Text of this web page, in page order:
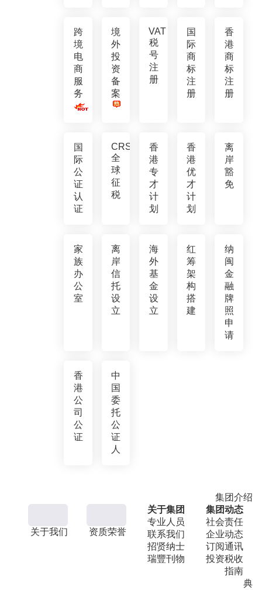
跨
境
电
商
服
务
境
外
投
资
备
案
VAT
税
号
注
册
国
际
商
标
注
册
香
港
商
标
注
册
国
际
公
证
认
证
CRS
全
球
征
税
香
港
专
才
计
划
香
港
优
才
计
划
离
岸
豁
免
家
族
办
公
室
离
岸
信
托
设
立
海
外
基
金
设
立
红
筹
架
构
搭
建
纳
闽
金
融
牌
照
申
请
香
港
公
司
公
证
中
国
委
托
公
证
人
集团介绍
关于我们 资质荣誉
关于集团
专业人员
联系我们
招贤纳士
瑞豐刊物
集团动态
社会责任
企业动态
订阅通讯
投资税收
指南
典